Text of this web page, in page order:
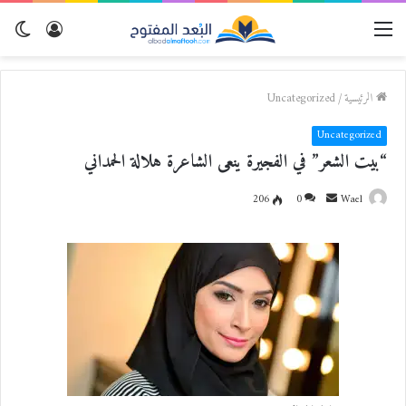
تسجيل
الرئيسية/
Uncategorized
Uncategorized
“بيت الشعر” في الفجيرة ينعى الشاعرة هلالة الحمداني
Wael
س
ل
ب
ر
د
ا
إ
0
206